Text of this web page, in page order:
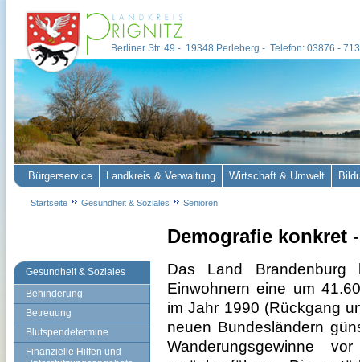
Gesundheit & Soziales
Behinderung
Betreuung
Blutspendetermine
Finanzielle Hilfen und
Demografie konkret
Das Land
Einwohnern eine um
im Jahr 1990 (Rückgang
neuen Bundesländern
Wanderungsgewinne vor
Berliner Str. 49 - 19348 Perleberg - Telefon: 03876 -
Bürgerservice Landkreis & Verwaltung Wirtschaft & Umwelt
Startseite Gesundheit & Soziales Senioren